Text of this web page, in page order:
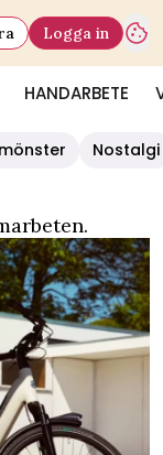
HANDARBETE
Logga in
Nostalgi